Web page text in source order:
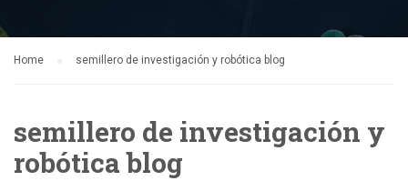
Home semillero de investigación y robótica blog
semillero de investigación y
robótica blog